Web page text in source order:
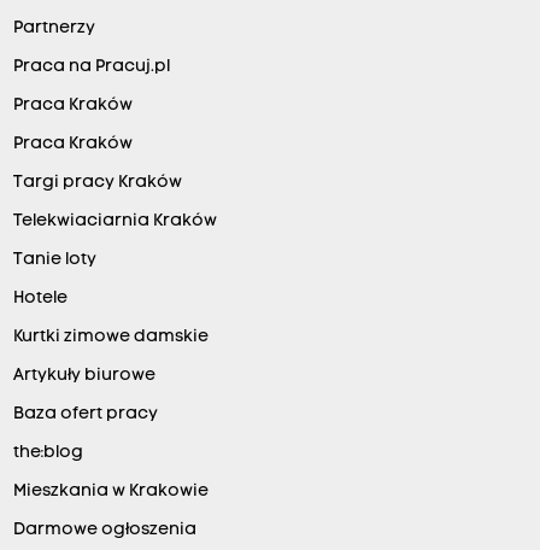
Partnerzy
Praca na Pracuj.pl
Praca Kraków
Praca Kraków
Targi pracy Kraków
Telekwiaciarnia Kraków
Tanie loty
Hotele
Kurtki zimowe damskie
Artykuły biurowe
Baza ofert pracy
the:blog
Mieszkania w Krakowie
Darmowe ogłoszenia